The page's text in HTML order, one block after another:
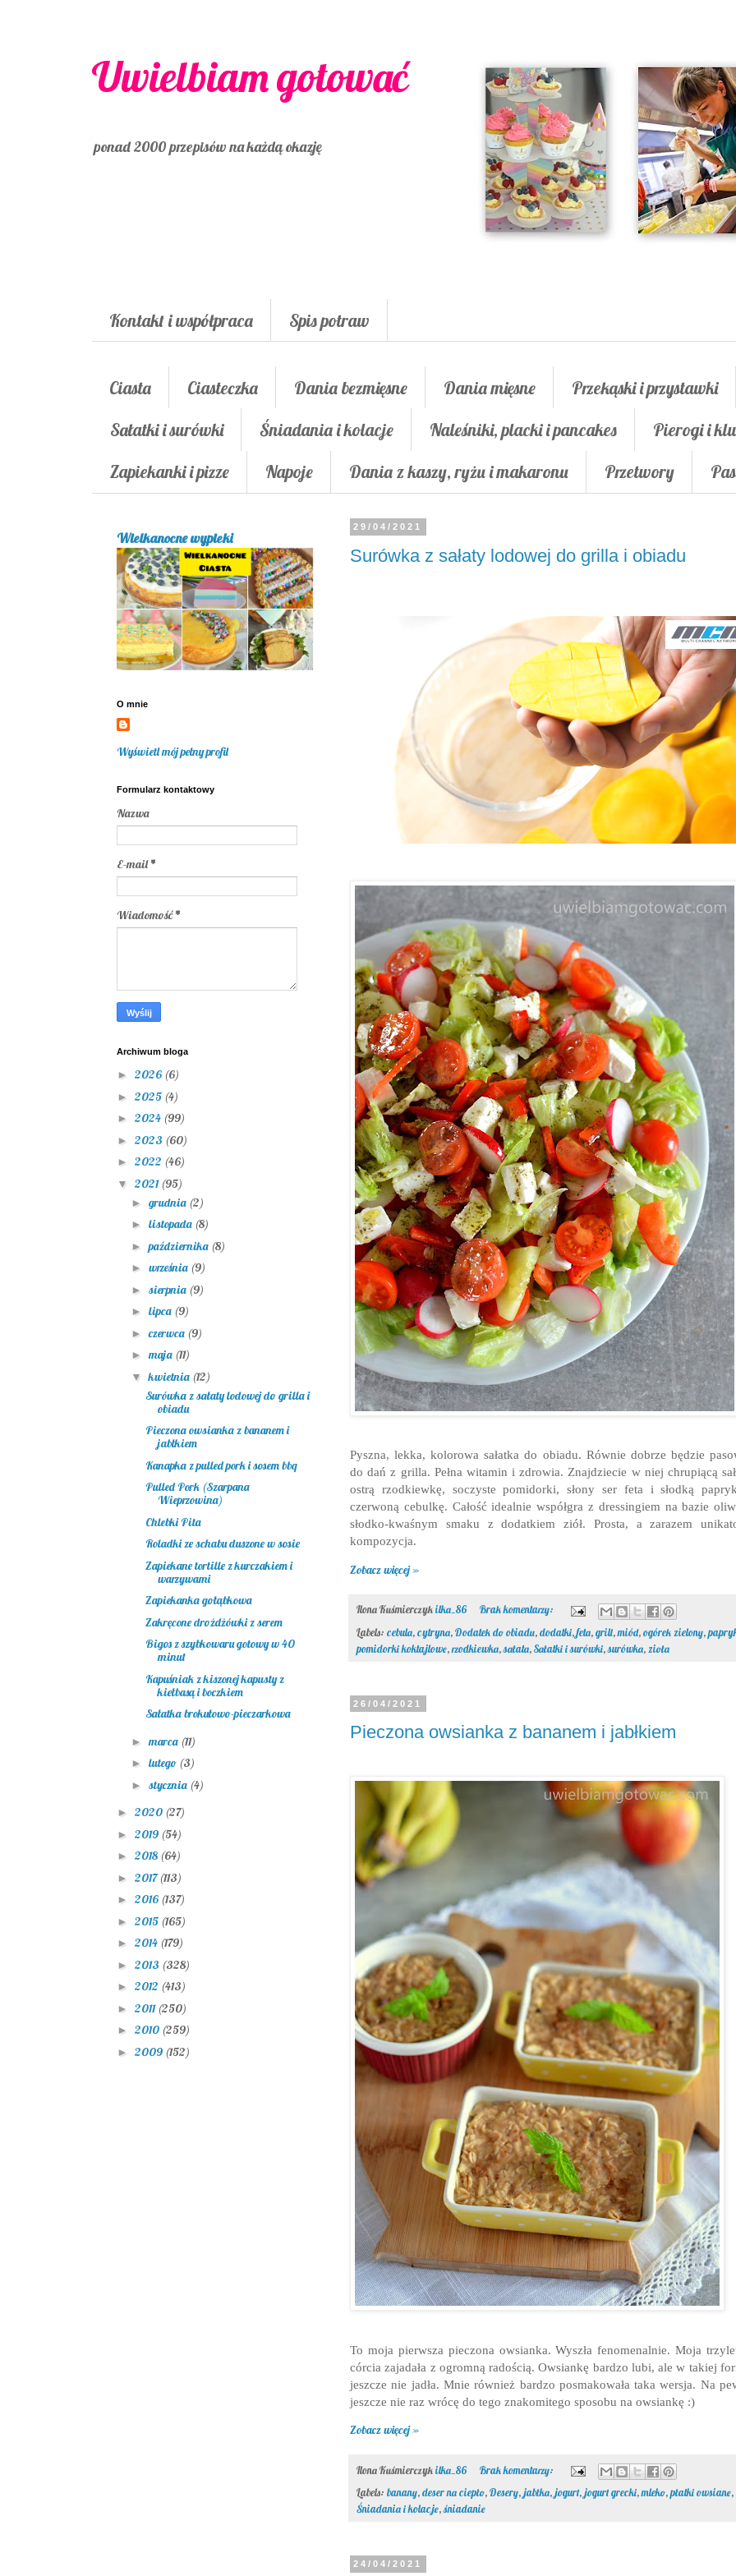
Uwielbiam gotować
ponad 2000 przepisów na każdą okazję
Kontakt i współpraca Spis potraw
Ciasta Ciasteczka Dania bezmięsne Dania mięsne Przekąski i przystawki
Sałatki i surówki
Śniadania i kolacje Naleśniki, placki i pancakes Pierogi i
Zapiekanki i pizze
Napoje Dania z kaszy, ryżu i makaronu Przetwory
29/04/2021
Surówka z sałaty lodowej do grilla i obiadu
Pyszna, lekka, kolorowa sałatka do obiadu. Równie dobrze będzie
do dań z grilla. Pełna witamin i zdrowia. Znajdziecie w niej chrupiącą
ostrą rzodkiewkę, soczyste pomidorki, słony ser feta i słodką
czerwoną cebulkę. Całość idealnie współgra z dressingiem na bazie
słodko-kwaśnym smaku z dodatkiem ziół. Prosta, a zarazem
kompozycja.
Zobacz więcej »
Ilona Kuśmierczykilka_86
Brak komentarzy:
Labels: cebula,cytryna,Dodatek do obiadu,dodatki,feta,grill,miód,ogórek zielony,
pomidorki koktajlowe,rzodkiewka,sałata,Sałatki i surówki,surówka, zioła
26/04/2021
Pieczona owsianka z bananem i jabłkiem
To moja pierwsza pieczona owsianka. Wyszła fenomenalnie. Moja
córcia zajadała z ogromną radością. Owsiankę bardzo lubi, ale w takiej
jeszcze nie jadła. Mnie również bardzo posmakowała taka wersja. Na
jeszcze nie raz wrócę do tego znakomitego sposobu na owsiankę :)
Zobacz więcej »
Ilona Kuśmierczykilka_86
Brak komentarzy:
Labels: banany,deser na ciepło,Desery,jabłka,jogurt,jogurt grecki,mleko,płatki owsiane,
Śniadania i kolacje,śniadanie
24/04/2021
Wielkanocne wypieki
O mnie
Wyświetl mój pełny profil
Formularz kontaktowy
Nazwa
E-mail*
Wiadomość*
Archiwum bloga
► 2026 (6)
► 2025 (4)
► 2024 (99)
► 2023 (60)
► 2022 (46)
▼ 2021 (95)
► grudnia (2)
► listopada (8)
►października (8)
► września (9)
► sierpnia (9)
► lipca (9)
►czerwca (9)
►maja (11)
▼kwietnia (12)
Surówka z sałaty lodowej do grilla i
obiadu
Pieczona owsianka z bananem i
jabłkiem
Kanapka z pulled pork i sosem bbq
Pulled Pork (Szarpana
Wieprzowina)
Chlebki Pita
Roladki ze schabu duszone w sosie
Zapiekane tortille z kurczakiem i
warzywami
Zapiekanka gołąbkowa
Zakręcone drożdżówki z serem
Bigos z szybkowaru gotowy w 40
minut
Kapuśniak z kiszonej kapusty z
kiełbasą i boczkiem
Sałatka brokułowo-pieczarkowa
► marca (11)
► lutego (3)
► stycznia (4)
► 2020 (27)
► 2019 (54)
► 2018 (64)
► 2017(113)
► 2016 (137)
► 2015 (165)
► 2014 (179)
► 2013 (328)
► 2012 (413)
► 2011 (250)
► 2010 (259)
► 2009 (152)